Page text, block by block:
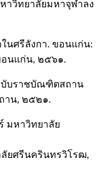
วิทยาลัยมหาจุฬาลง
นศรีลังกา. ขอนแก่น:
อนแก่น, ๒๕๖๑.
บับราชบัณฑิตสถาน
าน, ๒๕๒๑.
มหาวิทยาลัย
ลัยศรีนครินทรวิโรฒ,